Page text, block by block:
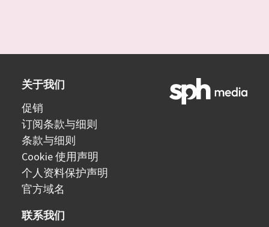
关于我们
促销
订阅条款与细则
条款与细则
Cookie 使用声明
个人资料保护声明
官方域名
联系我们